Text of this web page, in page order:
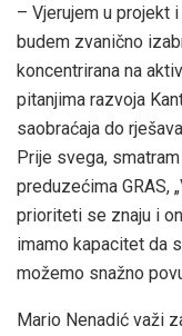
– Vjerujem u projekt
budem zvanično
koncentrirana na
pitanjima razvoja
saobraćaja do
Prije svega,
preduzećima GRAS,
prioriteti se znaju i
imamo kapacitet da
možemo snažno
Mario Nenadić važi